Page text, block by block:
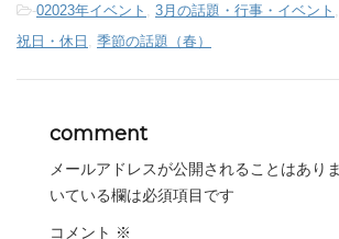
-02023年イベント 3月の話題・行事・イベント
祝日・休日
季節の話題（春）
comment
メールアドレスが公開されることはありま
いている欄は必須項目です
コメント ※